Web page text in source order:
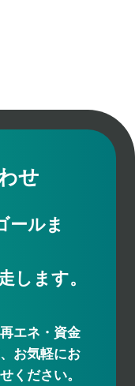
せ
ールま
します。
エネ・資金
お気軽にお
ください。